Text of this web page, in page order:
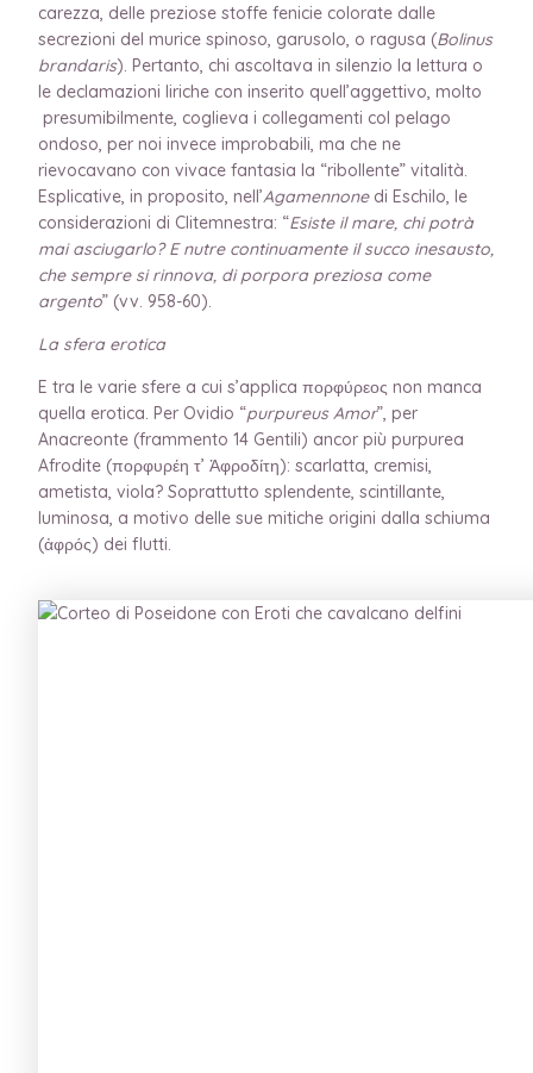
carezza, delle preziose stoffe fenicie colorate dalle
secrezioni del murice spinoso, garusolo, o ragusa (Bolinus
brandaris). Pertanto, chi ascoltava in silenzio la lettura o
le declamazioni liriche con inserito quell’aggettivo, molto
presumibilmente, coglieva i collegamenti col pelago
ondoso, per noi invece improbabili, ma che ne
rievocavano con vivace fantasia la “ribollente” vitalità.
Esplicative, in proposito, nell’Agamennonedi Eschilo, le
considerazioni di Clitemnestra: “Esiste il mare, chi potrà
mai asciugarlo? E nutre continuamente il succo inesausto,
che sempre si rinnova, di porpora preziosa come
argento” (vv. 958-60).
La sfera erotica
E tra le varie sfere a cui s’applica πορφύρεος non manca
quella erotica. Per Ovidio “purpureus Amor”, per
Anacreonte (frammento 14 Gentili) ancor più purpurea
Afrodite (πορφυρέη τ’ Ἀφροδίτη): scarlatta, cremisi,
ametista, viola? Soprattutto splendente, scintillante,
luminosa, a motivo delle sue mitiche origini dalla schiuma
(ἀφρός) dei flutti.